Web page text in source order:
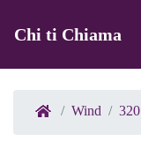
Chi ti Chiama
Wind 320